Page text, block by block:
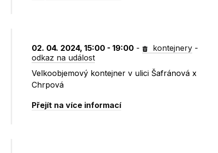
02. 04. 2024, 15:00 - 19:00 - kontejnery -
odkaz na událost
Velkoobjemový kontejner v ulici Šafránová x
Chrpová
Přejít na více informací